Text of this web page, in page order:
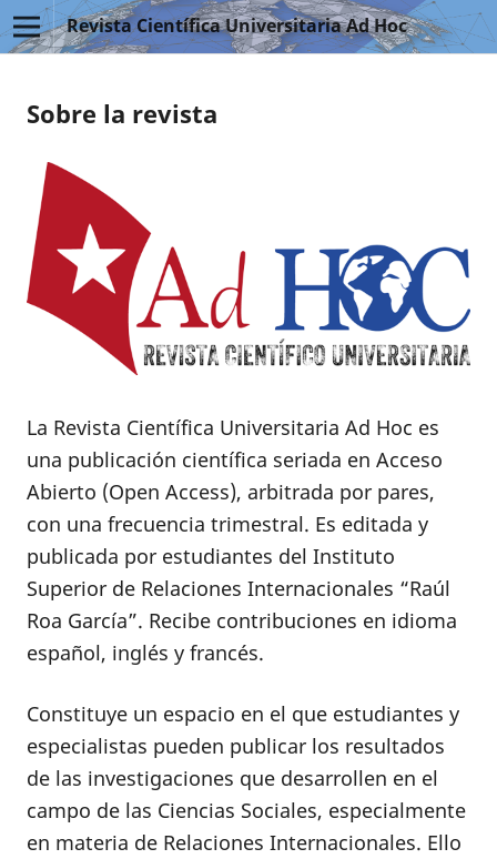
Revista Científica Universitaria Ad Hoc
Sobre la revista
La Revista Científica Universitaria Ad Hoc es
una publicación científica seriada en Acceso
Abierto (Open Access), arbitrada por pares,
con una frecuencia trimestral. Es editada y
publicada por estudiantes del Instituto
Superior de Relaciones Internacionales “Raúl
Roa García”. Recibe contribuciones en idioma
español, inglés y francés.
Constituye un espacio en el que estudiantes y
especialistas pueden publicar los resultados
de las investigaciones que desarrollen en el
campo de las Ciencias Sociales, especialmente
en materia de Relaciones Internacionales. Ello